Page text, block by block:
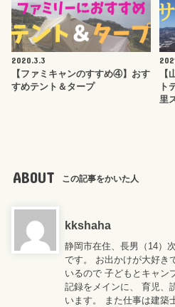
2020.3.3
【ファミキャンのすすめ④】おす
すめテント＆タープ
【
ト
里
ABOUT この記事をかいた人
kkshaha
静岡市在住、長男（14）
です。 お出かけが大好き
いるので 子どもとキャン
記録をメインに、 育児、
います。 また仕事は建築